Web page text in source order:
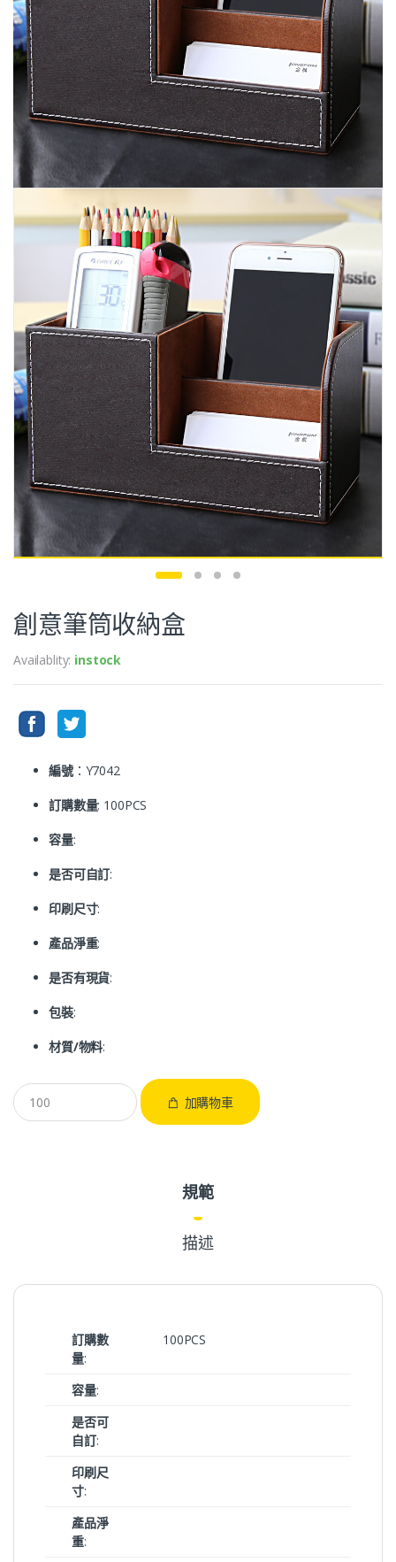
創意筆筒收納盒
Availablity: instock
編號：Y7042
訂購數量: 100PCS
容量:
是否可自訂:
印刷尺寸:
產品淨重:
是否有現貨:
包裝:
材質/物料:
加購物車
規範
描述
訂購數
量:
100PCS
容量:
是否可
自訂:
印刷尺
寸:
產品淨
重: